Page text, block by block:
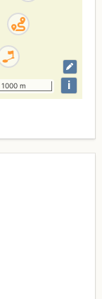
1000 m i